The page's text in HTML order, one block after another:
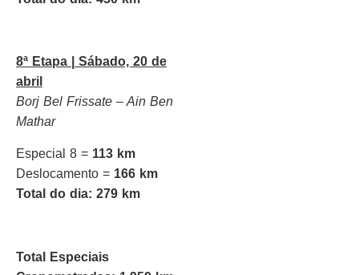
8ª Etapa |
Sábado, 20 de
abril
Borj Bel Frissate – Ain Ben
Mathar
Especial 8 = 113 km
Deslocamento = 166 km
Total do dia: 279 km
Total Especiais